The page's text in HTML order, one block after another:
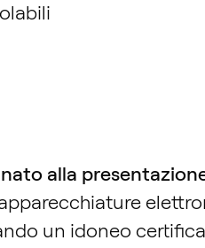
alla
un idoneo